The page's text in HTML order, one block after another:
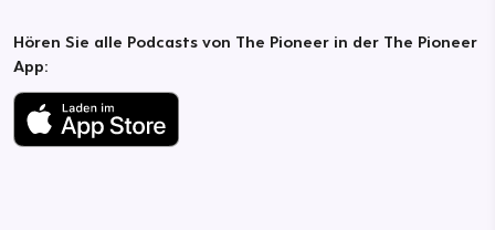
Hören Sie alle Podcasts von The Pioneer in der The Pioneer
App: